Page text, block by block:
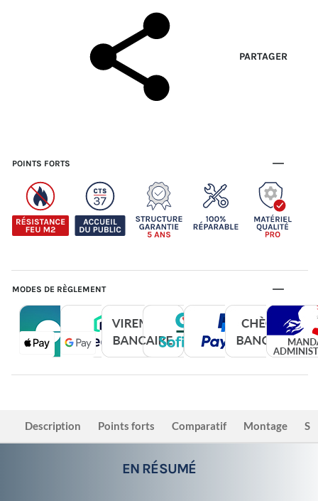
PARTAGER
POINTS FORTS
MODES DE RÈGLEMENT
Description Points forts Comparatif Montage
EN RÉSUMÉ